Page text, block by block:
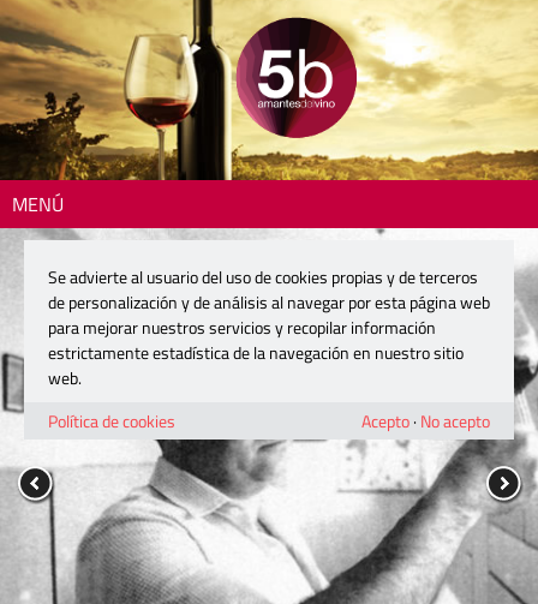
MENÚ
Se advierte al usuario del uso de cookies propias y de terceros
de personalización y de análisis al navegar por esta página web
para mejorar nuestros servicios y recopilar información
estrictamente estadística de la navegación en nuestro sitio
web.
Política de cookies
Acepto· No acepto